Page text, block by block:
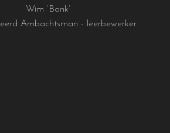
Wim ‘Bonk’
Ambachtsman - leerbewerker